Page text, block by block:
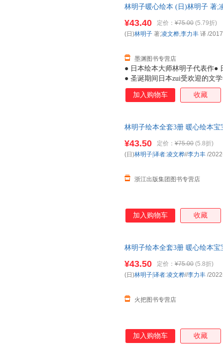
诞老人，小黎便勇敢地出门去
是那么亲切，读林明子就仿佛
在书店遇见林明子，一定要把
林明子暖心绘本 (日)林明子 著;
● 日本绘本大师林明子代表作●
● 圣诞期间日本zui受欢迎的文
子暖暖的画风吸引到，读罢故
孩虽看上去有些胆小，但她们
诞老人，小黎便勇敢地出门去
是那么亲切，读林明子就仿佛
在书店遇见林明子，一定要把
¥43.40 定价： ¥75.00 (5.79折)
墨渊图书专营店
(日)林明子 著;凌文桦,李力丰 译 /
加入购物车 收藏
林明子绘本全套3册 暖心绘本
¥43.50 定价： ¥75.00 (5.8折)
浙江出版集团图书专营店
(日)林明子|译者:凌文桦//李力丰 /
加入购物车 收藏
林明子绘本全套3册 暖心绘本
¥43.50 定价： ¥75.00 (5.8折)
火把图书专营店
(日)林明子|译者:凌文桦//李力丰 /
加入购物车 收藏